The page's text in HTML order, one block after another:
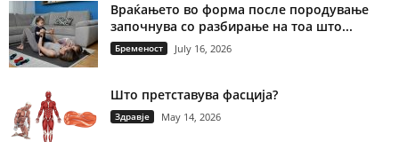
Враќањето во форма после породување
започнува со разбирање на тоа што...
Бременост July 16, 2026
Што претставува фасција?
Здравје May 14, 2026